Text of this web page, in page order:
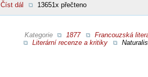
Číst dál 13651x přečteno
Kategorie 1877
Francouzská
Literární recenze a kritiky